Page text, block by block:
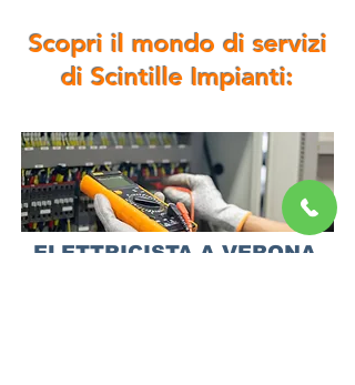
Scopri il mondo di servizi
di Scintille Impianti:
ELETTRICISTA A VERONA